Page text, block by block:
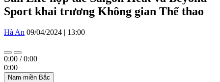
Sport khai trương Không gian Thể thao
Hà An 09/04/2024 | 13:00
0:00 /0:00
0:00
Nam miền Bắc